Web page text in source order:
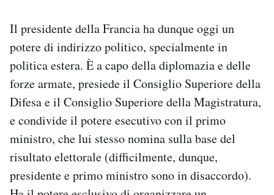
Il presidente della Francia ha dunque oggi un
potere di indirizzo politico, specialmente in
politica estera. È a capo della diplomazia e delle
forze armate, presiede il Consiglio Superiore della
Difesa e il Consiglio Superiore della Magistratura,
e condivide il potere esecutivo con il primo
ministro, che lui stesso nomina sulla base del
risultato elettorale (difficilmente, dunque,
presidente e primo ministro sono in disaccordo).